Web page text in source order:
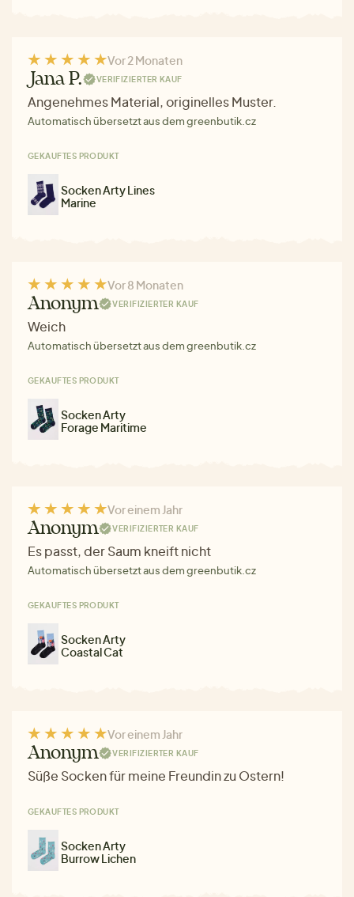
Vor 2 Monaten
Jana P. VERIFIZIERTER KAUF
Angenehmes Material, originelles Muster.
Automatisch übersetzt aus dem greenbutik.cz
GEKAUFTES PRODUKT
Socken Arty Lines
Marine
Vor 8 Monaten
Anonym VERIFIZIERTER KAUF
Weich
Automatisch übersetzt aus dem greenbutik.cz
GEKAUFTES PRODUKT
Socken Arty
Forage Maritime
Vor einem Jahr
Anonym VERIFIZIERTER KAUF
Es passt, der Saum kneift nicht
Automatisch übersetzt aus dem greenbutik.cz
GEKAUFTES PRODUKT
Socken Arty
Coastal Cat
Vor einem Jahr
Anonym VERIFIZIERTER KAUF
Süße Socken für meine Freundin zu Ostern!
GEKAUFTES PRODUKT
Socken Arty
Burrow Lichen